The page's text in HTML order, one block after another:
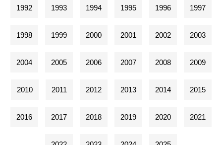
1992 1993 1994 1995 1996 1997
1998 1999 2000 2001 2002 2003
2004 2005 2006 2007 2008 2009
2010 2011 2012 2013 2014 2015
2016 2017 2018 2019 2020 2021